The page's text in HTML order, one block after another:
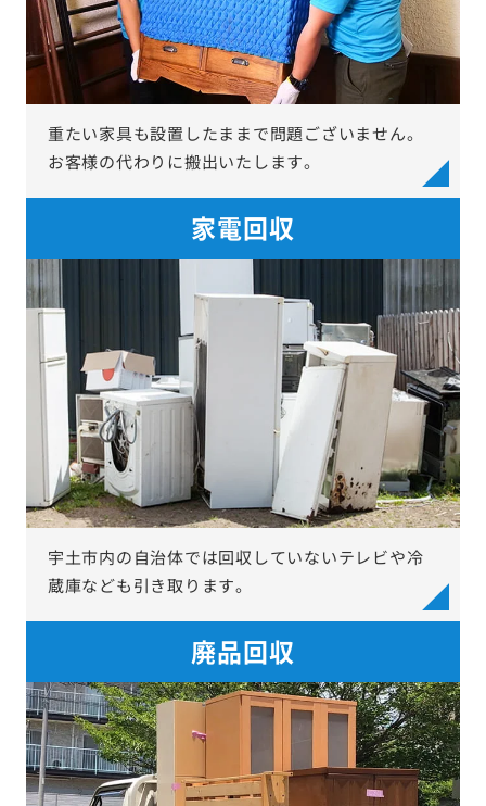
重たい家具も設置したままで問題ございません。
お客様の代わりに搬出いたします。
家電回収
宇土市内の自治体では回収していないテレビや冷
蔵庫なども引き取ります。
廃品回収